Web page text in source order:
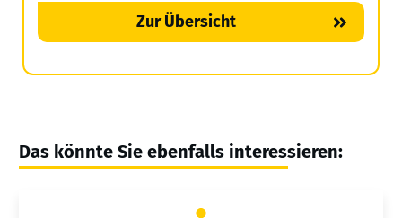
Zur Übersicht
Das könnte Sie ebenfalls interessieren: